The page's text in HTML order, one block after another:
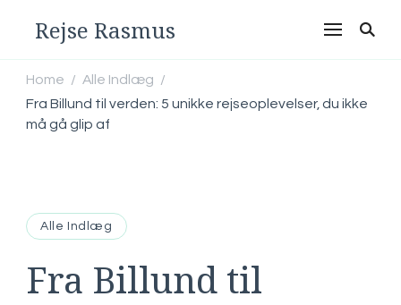
Rejse Rasmus
Home / Alle Indlæg /
Fra Billund til verden: 5 unikke rejseoplevelser, du ikke
må gå glip af
Alle Indlæg
Fra Billund til